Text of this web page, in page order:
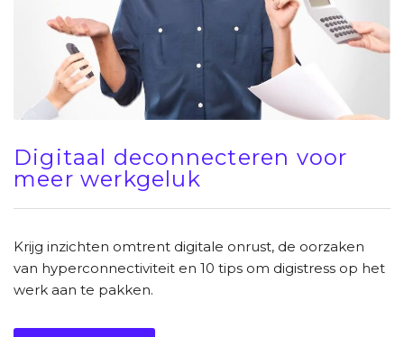
Digitaal deconnecteren voor
meer werkgeluk
Krijg inzichten omtrent digitale onrust, de oorzaken
van hyperconnectiviteit en 10 tips om digistress op het
werk aan te pakken.